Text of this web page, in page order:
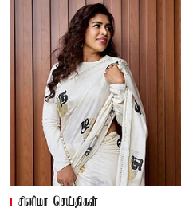
சினிமா செய்திகள்